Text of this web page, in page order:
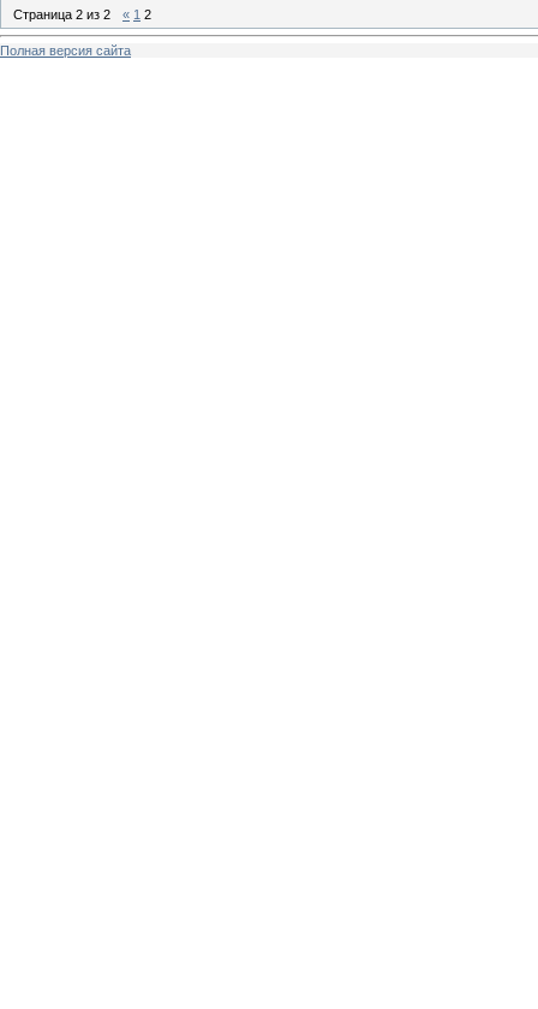
Страница 2 из 2 « 1 2
Полная версия сайта